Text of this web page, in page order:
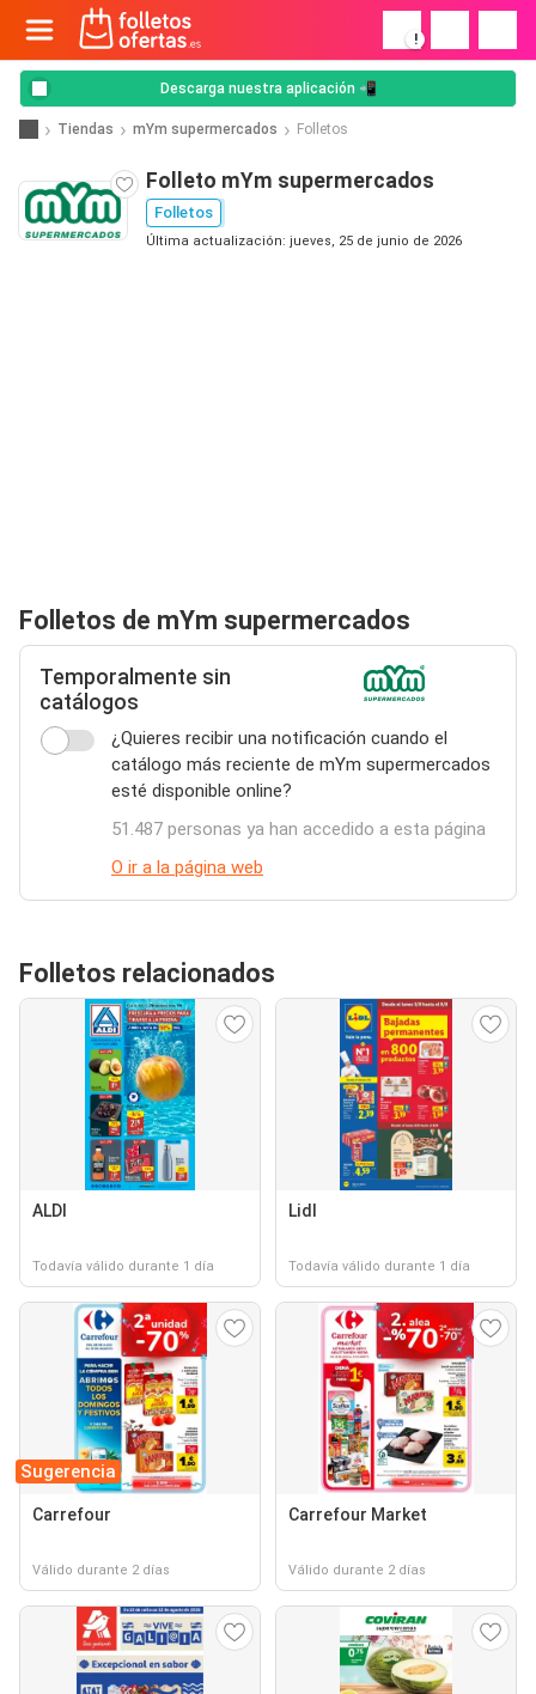
!
Descarga nuestra aplicación 📲
Tiendas mYm supermercados Folletos
Folleto mYm supermercados
Folletos
Última actualización: jueves, 25 de junio de 2026
Folletos de mYm supermercados
Temporalmente sin
catálogos
¿Quieres recibir una notificación cuando el
catálogo más reciente de mYm supermercados
esté disponible online?
51.487 personas ya han accedido a esta página
O ir a la página web
Folletos relacionados
ALDI
Todavía válido durante 1 día
Lidl
Todavía válido durante 1 día
Sugerencia
Carrefour
Válido durante 2 días
Carrefour Market
Válido durante 2 días